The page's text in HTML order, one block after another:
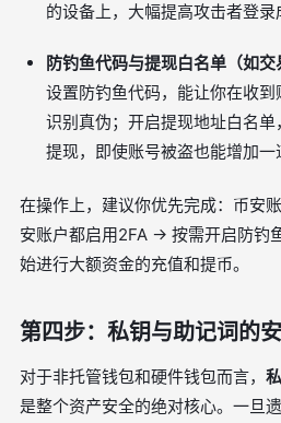
的设备上，大幅提高攻击者登录
防钓鱼代码与提现白名单（如交
设置防钓鱼代码，能让你在收
识别真伪；开启提现地址白名
提现，即使账号被盗也能增加一
在操作上，建议你优先完成：币安
安账户都启用2FA → 按需开启防钓
始进行大额资金的充值和提币。
第四步：私钥与助记词的
对于非托管钱包和硬件钱包而言，
是整个资产安全的绝对核心。一旦